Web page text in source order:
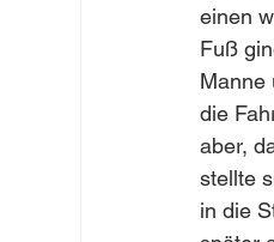
einen
Fuß
Manne
die
aber,
stellte
in die